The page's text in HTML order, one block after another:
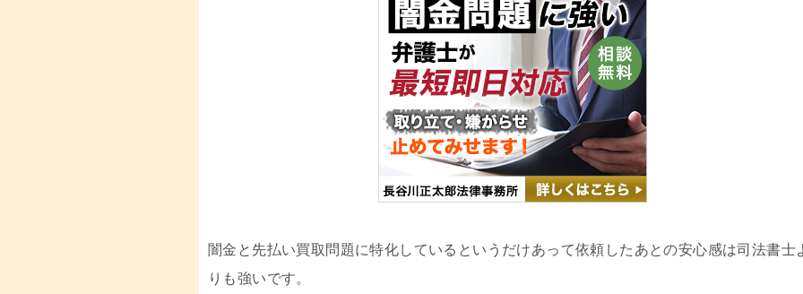
闇金と先払い買取問題に特化しているというだけあって依頼したあとの安心感は司法書士
りも強いです。